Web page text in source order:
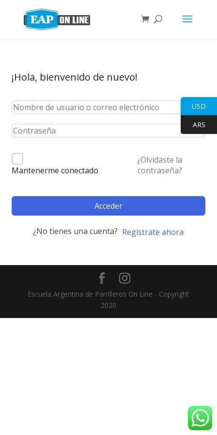
¡Hola, bienvenido de nuevo!
Mantenerme conectado
¿Olvidaste la
contraseña?
Acceder
¿No tienes una cuenta? Regístrate ahora
Escuela Argentina de Parrilleros On Line - Copyright
2020
USD
ARS